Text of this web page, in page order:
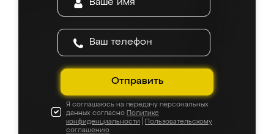
Отправить
Я соглашаюсь на передачу персональных
данных согласно Политике
конфиденциальности
Пользовательскому
соглашению